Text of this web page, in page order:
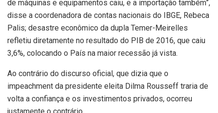
de máquinas e equipamentos caiu, e a importação também”,
disse a coordenadora de contas nacionais do IBGE, Rebeca
Palis; desastre econômico da dupla Temer-Meirelles
refletiu diretamente no resultado do PIB de 2016, que caiu
3,6%, colocando o País na maior recessão já vista.
Ao contrário do discurso oficial, que dizia que o
impeachment da presidente eleita Dilma Rousseff traria de
volta a confiança e os investimentos privados, ocorreu